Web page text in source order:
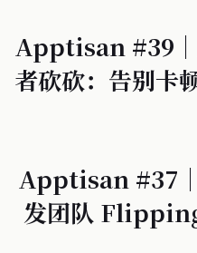
Apptisan #39｜
者砍砍：告别卡
Apptisan #37
发团队